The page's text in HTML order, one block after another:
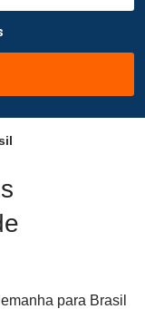
para Brasil